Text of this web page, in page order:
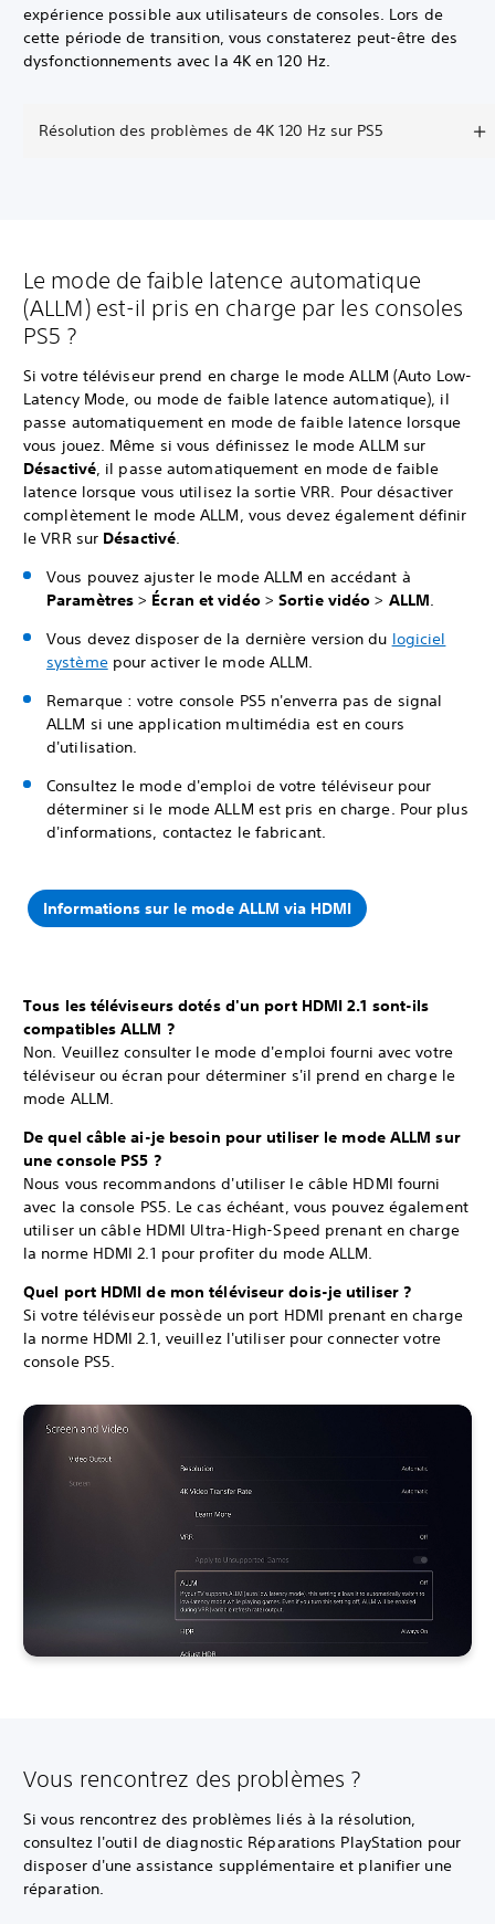
expérience possible aux utilisateurs de consoles. Lors de
cette période de transition, vous constaterez peut-être des
dysfonctionnements avec la 4K en 120 Hz.
Résolution des problèmes de 4K 120 Hz sur PS5
Le mode de faible latence automatique
(ALLM) est-il pris en charge par les consoles
PS5 ?
Si votre téléviseur prend en charge le mode ALLM (Auto Low-
Latency Mode, ou mode de faible latence automatique), il
passe automatiquement en mode de faible latence lorsque
vous jouez. Même si vous définissez le mode ALLM sur
Désactivé, il passe automatiquement en mode de faible
latence lorsque vous utilisez la sortie VRR. Pour désactiver
complètement le mode ALLM, vous devez également définir
le VRR sur Désactivé.
Vous pouvez ajuster le mode ALLM en accédant à
Paramètres> Écran et vidéo >Sortie vidéo > ALLM.
Vous devez disposer de la dernière version du logiciel
systèmepour activer le mode ALLM.
Remarque : votre console PS5 n'enverra pas de signal
ALLM si une application multimédia est en cours
d'utilisation.
Consultez le mode d'emploi de votre téléviseur pour
déterminer si le mode ALLM est pris en charge. Pour plus
d'informations, contactez le fabricant.
Informations sur le mode ALLM via HDMI
Tous les téléviseurs dotés d'un port HDMI 2.1 sont-ils
compatibles ALLM ?
Non. Veuillez consulter le mode d'emploi fourni avec votre
téléviseur ou écran pour déterminer s'il prend en charge le
mode ALLM.
De quel câble ai-je besoin pour utiliser le mode ALLM sur
une console PS5 ?
Nous vous recommandons d'utiliser le câble HDMI fourni
avec la console PS5. Le cas échéant, vous pouvez également
utiliser un câble HDMI Ultra-High-Speed prenant en charge
la norme HDMI 2.1 pour profiter du mode ALLM.
Quel port HDMI de mon téléviseur dois-je utiliser ?
Si votre téléviseur possède un port HDMI prenant en charge
la norme HDMI 2.1, veuillez l'utiliser pour connecter votre
console PS5.
Vous rencontrez des problèmes ?
Si vous rencontrez des problèmes liés à la résolution,
consultez l'outil de diagnostic Réparations PlayStation pour
disposer d'une assistance supplémentaire et planifier une
réparation.